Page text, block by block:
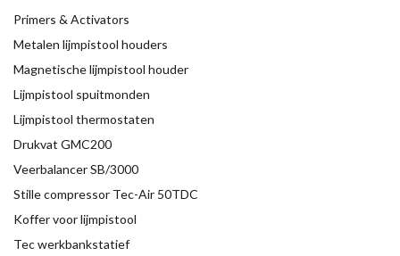
Primers & Activators
Metalen lijmpistool houders
Magnetische lijmpistool houder
Lijmpistool spuitmonden
Lijmpistool thermostaten
Drukvat GMC200
Veerbalancer SB/3000
Stille compressor Tec-Air 50TDC
Koffer voor lijmpistool
Tec werkbankstatief